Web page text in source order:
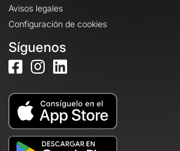
Avisos legales
Configuración de cookies
Síguenos